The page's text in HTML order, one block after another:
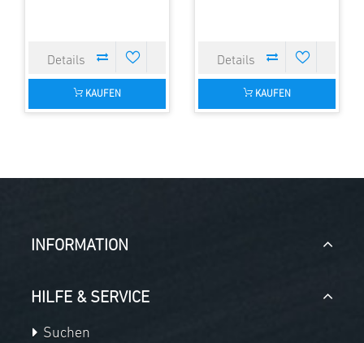
KAUFEN KAUFEN
INFORMATION
HILFE & SERVICE
Suchen